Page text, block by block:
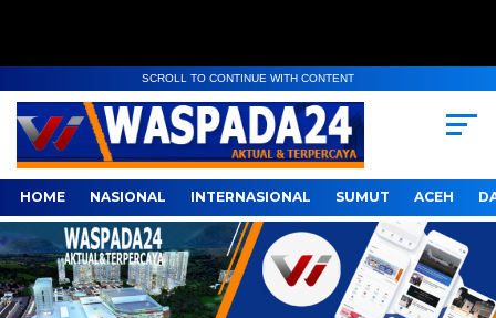
SCROLL TO CONTINUE WITH CONTENT
HOME NASIONAL INTERNASIONAL SUMUT ACEH